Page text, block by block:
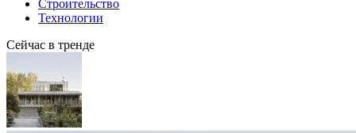
Строительство
Технологии
Сейчас в тренде